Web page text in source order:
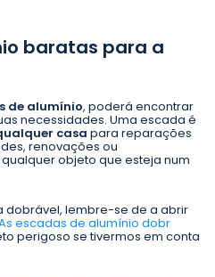
baratas para a
de alumínio, poderá encontrar
necessidades. Uma escada é
casa para reparações
renovações ou
objeto que esteja num
dobrável, lembre-se de a abrir
escadas de alumínio dobr
perigoso se tivermos em conta